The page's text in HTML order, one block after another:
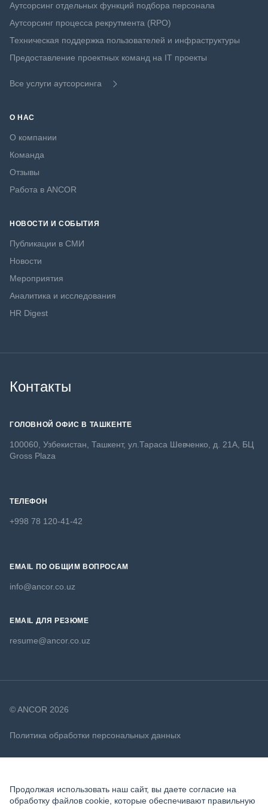
Аутсорсинг отдельных функций подбора персонала
Аутсорсинг процесса рекрутмента (RPO)
Техническая поддержка пользователей и инфраструктуры
Предоставление проектных команд на IT проекты
Все услуги аутсорсинга
О НАС
О компании
Команда
Отзывы
Работа в ANCOR
НОВОСТИ И СОБЫТИЯ
Публикации в СМИ
Новости
Мероприятия
Аналитика и исследования
HR Digest
Контакты
ГОЛОВНОЙ ОФИС В ТАШКЕНТЕ
100060, Узбекистан, Ташкент, ул.Тараса Шевченко, д. 21А, БЦ
Gross Plaza
ТЕЛЕФОН
+998 78 120-41-42
EMAIL ПО ОБЩИМ ВОПРОСАМ
info@ancor.co.uz
EMAIL ДЛЯ РЕЗЮМЕ
resume@ancor.co.uz
© ANCOR 2026
Политика обработки персональных данных
Продолжая использовать наш сайт, вы даете согласие на
обработку файлов cookie, которые обеспечивают правильную